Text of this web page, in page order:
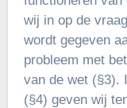
wij in op de
wordt gegeven
probleem met
van de wet (§3).
(§4) geven wij